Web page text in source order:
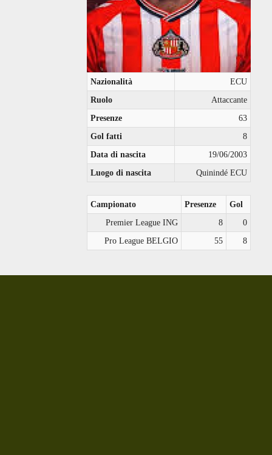
Nazionalità
ECU
Ruolo
Attaccante
Presenze
63
Gol fatti
8
Data di nascita
19/06/2003
Luogo di nascita
Quinindé ECU
Campionato Presenze
Gol
Premier League ING
8
0
Pro League BELGIO
55 8